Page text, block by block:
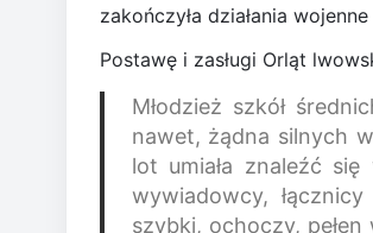
zakończyła działania
Postawę i zasługi Orląt
Młodzież szkół
nawet, żądna silnych
lot umiała znaleźć
wywiadowcy,
szybki, ochoczy,